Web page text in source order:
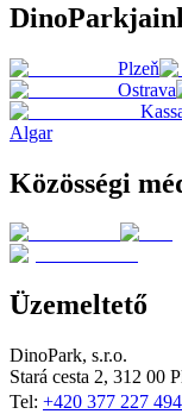
Plzeň
Ostrava
Algar
Közösségi
Üzemeltető
DinoPark, s.r.o.
Stará cesta 2, 312 00
Tel: +420 377 227